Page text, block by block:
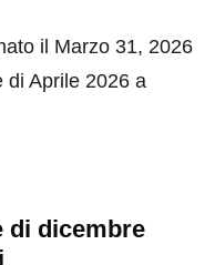
il Marzo 31, 2026
Aprile 2026 a
di dicembre